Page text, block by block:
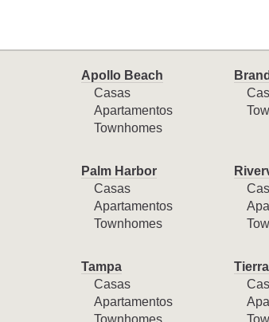
Apollo Beach
Casas
Apartamentos
Townhomes
Palm Harbor
Casas
Apartamentos
Townhomes
Tampa
Casas
Apartamentos
Townhomes